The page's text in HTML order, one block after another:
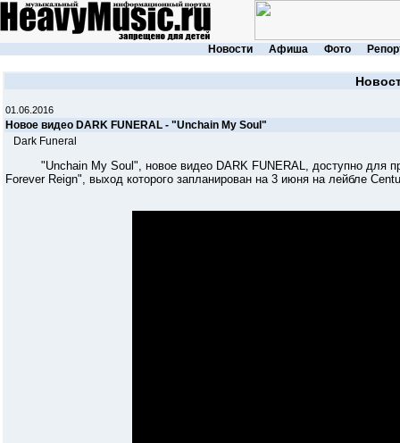
Новости Афиша Фото
01.06.2016
Новое видео DARK FUNERAL - "Unchain My Soul"
Dark Funeral
"Unchain My Soul", новое видео DARK FUNERAL, доступно для
Forever Reign", выход которого запланирован на 3 июня на лейбле